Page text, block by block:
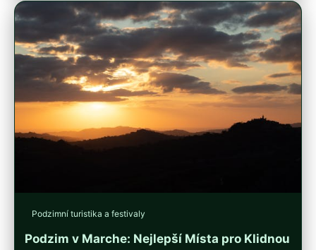
Podzimní turistika a festivaly
Podzim v Marche: Nejlepší Místa pro Klidnou